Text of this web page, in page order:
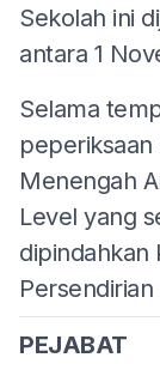
Sekolah ini
antara 1
Selama
peperiksaan
Menengah
Level yang
dipindahkan
PEJABAT